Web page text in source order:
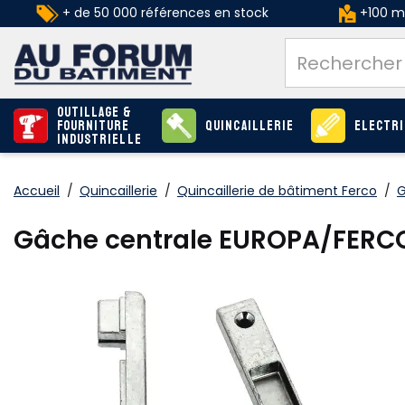
+ de 50 000 références en stock +100
Outillage &
Fourniture
industrielle
Quincaillerie
Accueil / Quincaillerie / Quincaillerie de bâtiment Ferco /
Gâche centrale EUROPA/